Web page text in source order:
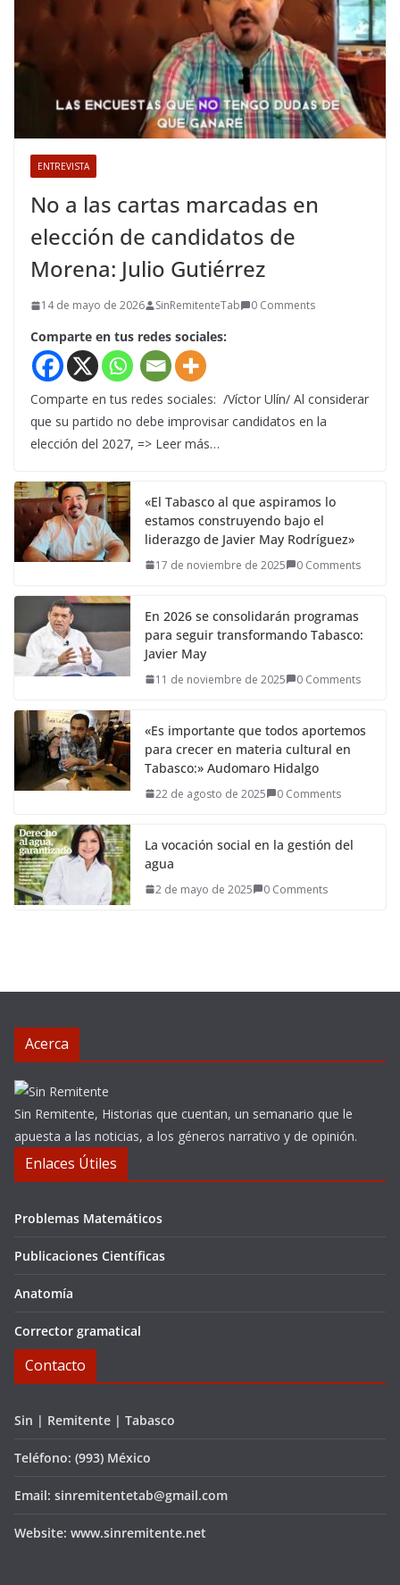
ENTREVISTA
No a las cartas marcadas en
elección de candidatos de
Morena: Julio Gutiérrez
14 de mayo de 2026 SinRemitenteTab 0 Comments
Comparte en tus redes sociales:
Comparte en tus redes sociales: /Víctor Ulín/ Al considerar
que su partido no debe improvisar candidatos en la
elección del 2027, => Leer más…
«El Tabasco al que aspiramos lo
estamos construyendo bajo el
liderazgo de Javier May Rodríguez»
17 de noviembre de 2025 0 Comments
En 2026 se consolidarán programas
para seguir transformando Tabasco:
Javier May
11 de noviembre de 2025 0 Comments
«Es importante que todos aportemos
para crecer en materia cultural en
Tabasco:» Audomaro Hidalgo
22 de agosto de 2025 0 Comments
La vocación social en la gestión del
agua
2 de mayo de 2025 0 Comments
Acerca
Sin Remitente, Historias que cuentan, un semanario que le
apuesta a las noticias, a los géneros narrativo y de opinión.
Enlaces Útiles
Problemas Matemáticos
Publicaciones Científicas
Anatomía
Corrector gramatical
Contacto
Sin | Remitente | Tabasco
Teléfono: (993) México
Email: sinremitentetab@gmail.com
Website: www.sinremitente.net